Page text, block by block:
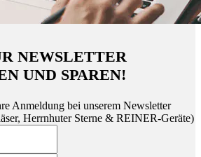
NEWSLETTER
UND SPAREN!
Anmeldung bei unserem Newsletter
Herrnhuter Sterne & REINER-Geräte)